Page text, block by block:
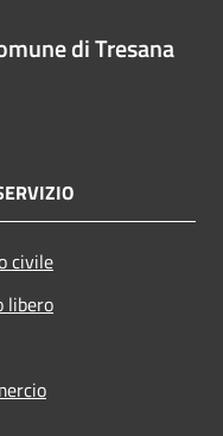
di Tresana
civile
libero